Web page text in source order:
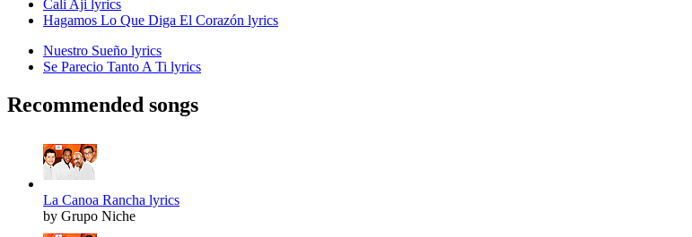
Cali Aji lyrics
Hagamos Lo Que Diga El Corazón lyrics
Nuestro Sueño lyrics
Se Parecio Tanto A Ti lyrics
Recommended songs
La Canoa Rancha lyrics
by Grupo Niche